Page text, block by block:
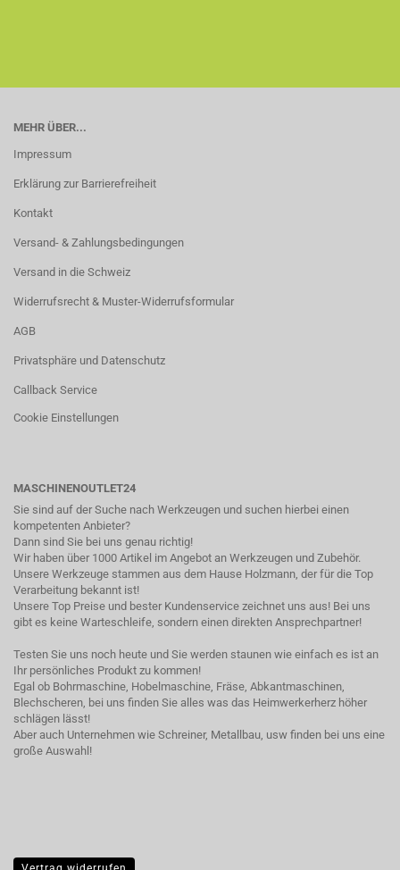
MEHR ÜBER...
Impressum
Erklärung zur Barrierefreiheit
Kontakt
Versand- & Zahlungsbedingungen
Versand in die Schweiz
Widerrufsrecht & Muster-Widerrufsformular
AGB
Privatsphäre und Datenschutz
Callback Service
Cookie Einstellungen
MASCHINENOUTLET24
Sie sind auf der Suche nach Werkzeugen und suchen hierbei einen
kompetenten Anbieter?
Dann sind Sie bei uns genau richtig!
Wir haben über 1000 Artikel im Angebot an Werkzeugen und Zubehör.
Unsere Werkzeuge stammen aus dem Hause Holzmann, der für die Top
Verarbeitung bekannt ist!
Unsere Top Preise und bester Kundenservice zeichnet uns aus! Bei uns
gibt es keine Warteschleife, sondern einen direkten Ansprechpartner!
Testen Sie uns noch heute und Sie werden staunen wie einfach es ist an
Ihr persönliches Produkt zu kommen!
Egal ob Bohrmaschine, Hobelmaschine, Fräse, Abkantmaschinen,
Blechscheren, bei uns finden Sie alles was das Heimwerkerherz höher
schlägen lässt!
Aber auch Unternehmen wie Schreiner, Metallbau, usw finden bei uns eine
große Auswahl!